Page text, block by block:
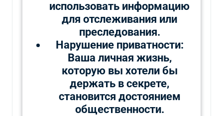
использовать информацию
для отслеживания или
преследования.
Нарушение приватности:
Ваша личная жизнь,
которую вы хотели бы
держать в секрете,
становится достоянием
общественности.